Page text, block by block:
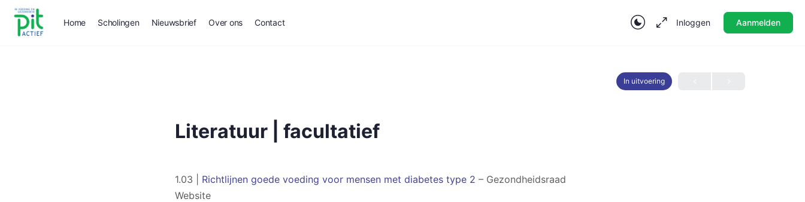
Home Scholingen Nieuwsbrief Over ons Contact Inloggen Aanmelden
In uitvoering
Literatuur | facultatief
1.03 | Richtlijnen goede voeding voor mensen met diabetes type 2 – Gezondheidsraad
Website